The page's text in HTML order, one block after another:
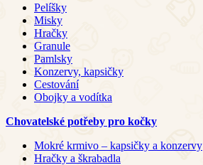
Pelíšky
Misky
Hračky
Granule
Pamlsky
Konzervy, kapsičky
Cestování
Obojky a vodítka
Chovatelské potřeby pro kočky
Mokré krmivo – kapsičky a konzervy
Hračky a škrabadla